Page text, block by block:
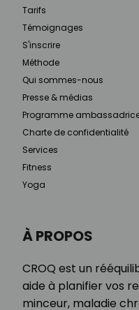
À PROPOS
CROQ est un
aide à planifier vos
minceur, maladie
Tarifs
Témoignages
S'inscrire
Méthode
Qui sommes-nous
Presse & médias
Programme
Charte de confidentialité
Services
Fitness
Yoga